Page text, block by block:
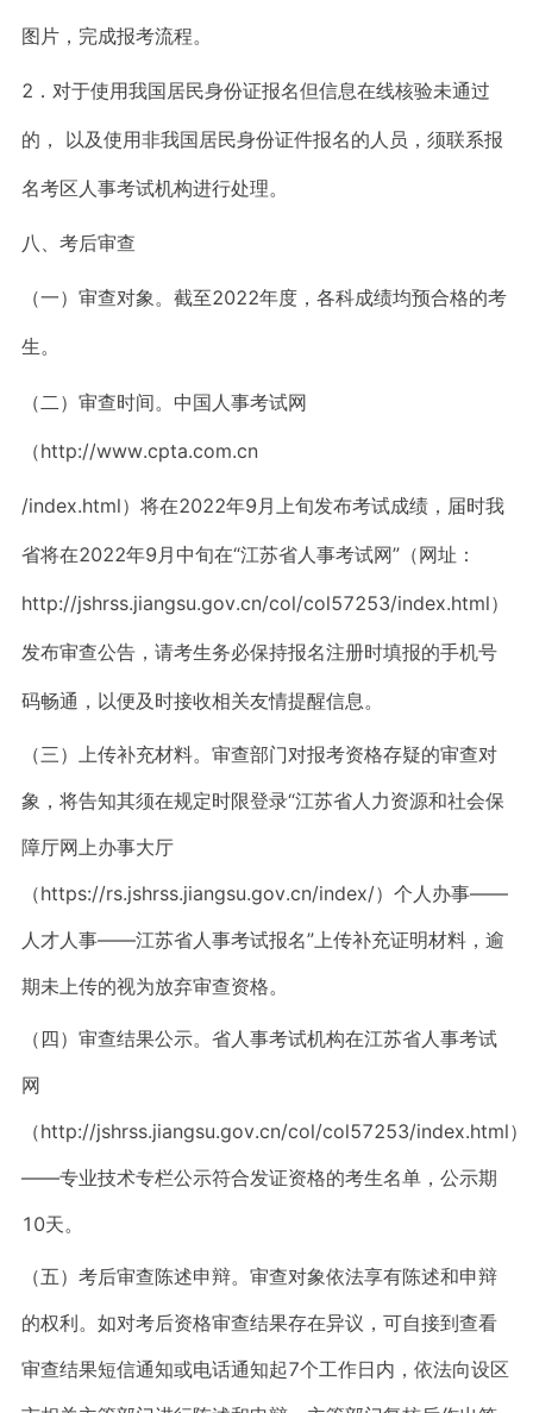
图片，完成报考流程。
2．对于使用我国居民身份证报名但信息在线核验未通过
的， 以及使用非我国居民身份证件报名的人员，须联系报
名考区人事考试机构进行处理。
八、考后审查
（一）审查对象。截至2022年度，各科成绩均预合格的考
生。
（二）审查时间。中国人事考试网
（http://www.cpta.com.cn
/index.html）将在2022年9月上旬发布考试成绩，届时我
省将在2022年9月中旬在“江苏省人事考试网”（网址：
http://jshrss.jiangsu.gov.cn/col/col57253/index.html）
发布审查公告，请考生务必保持报名注册时填报的手机号
码畅通，以便及时接收相关友情提醒信息。
（三）上传补充材料。审查部门对报考资格存疑的审查对
象，将告知其须在规定时限登录“江苏省人力资源和社会保
障厅网上办事大厅
（https://rs.jshrss.jiangsu.gov.cn/index/）个人办事——
人才人事——江苏省人事考试报名”上传补充证明材料，逾
期未上传的视为放弃审查资格。
（四）审查结果公示。省人事考试机构在江苏省人事考试
网
（http://jshrss.jiangsu.gov.cn/col/col57253/index.html）
——专业技术专栏公示符合发证资格的考生名单，公示期
10天。
（五）考后审查陈述申辩。审查对象依法享有陈述和申辩
的权利。如对考后资格审查结果存在异议，可自接到查看
审查结果短信通知或电话通知起7个工作日内，依法向设区